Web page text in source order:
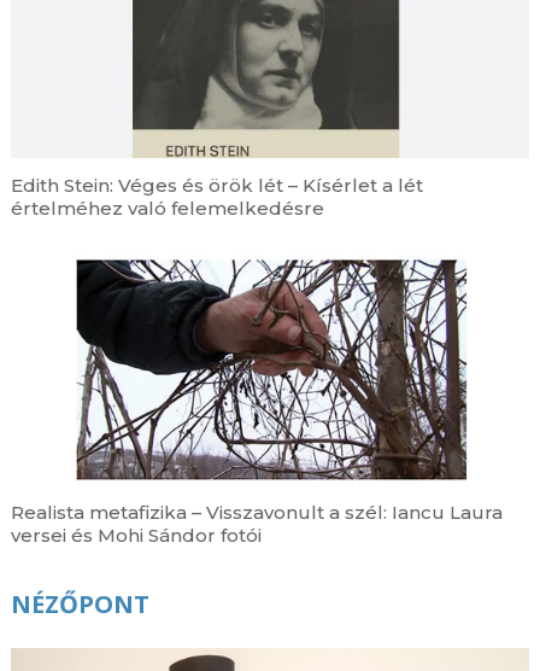
Edith Stein: Véges és örök lét – Kísérlet a lét
értelméhez való felemelkedésre
Realista metafizika – Visszavonult a szél: Iancu Laura
versei és Mohi Sándor fotói
NÉZŐPONT